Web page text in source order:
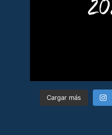
Cargar más